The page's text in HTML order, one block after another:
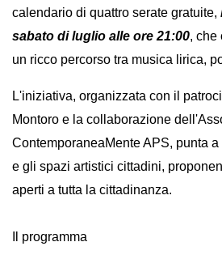
calendario di quattro serate gratuite,
sabato di luglio alle ore 21:00, che
un ricco percorso tra musica lirica,
L'iniziativa, organizzata con il
Montoro e la collaborazione
ContemporaneaMente APS, punta
e gli spazi artistici cittadini,
aperti a tutta la cittadinanza.
Il programma